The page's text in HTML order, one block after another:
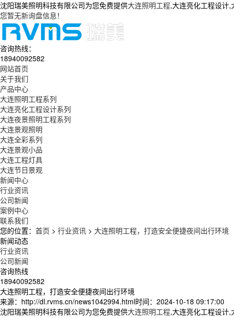
沈阳瑞美照明科技有限公司为您免费提供大连照明工程,大连亮化工程设计,
您暂无新询盘信息！
咨询热线：
18940092582
网站首页
关于我们
产品中心
大连照明工程系列
大连亮化工程设计系列
大连夜景照明工程系列
大连景观照明
大连全彩系列
大连景观小品
大连工程灯具
大连节日景观
新闻中心
行业资讯
公司新闻
案例中心
联系我们
您的位置： 首页 > 行业资讯 > 大连照明工程，打造安全便捷夜间出行环境
新闻动态
行业资讯
公司新闻
咨询热线
18940092582
大连照明工程，打造安全便捷夜间出行环境
来源：http://dl.rvms.cn/news1042994.html时间：2024-10-18 09:17:00
沈阳瑞美照明科技有限公司为您免费提供大连照明工程,大连亮化工程设计,